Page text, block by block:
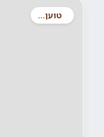
טוען...